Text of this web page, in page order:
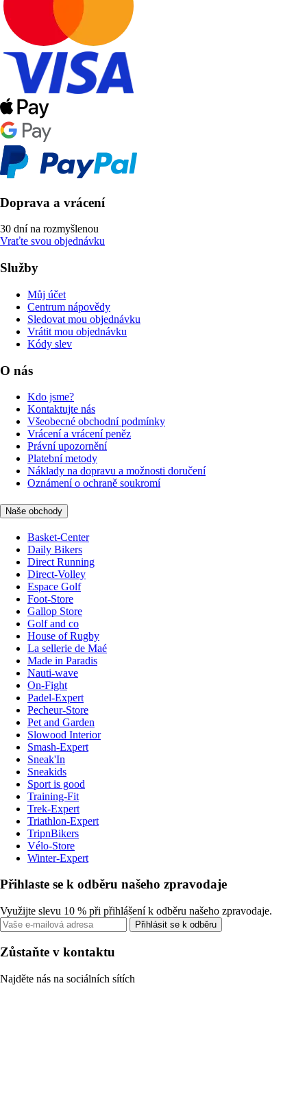
Doprava a vrácení
30 dní na rozmyšlenou
Vraťte svou objednávku
Služby
Můj účet
Centrum nápovědy
Sledovat mou objednávku
Vrátit mou objednávku
Kódy slev
O nás
Kdo jsme?
Kontaktujte nás
Všeobecné obchodní podmínky
Vrácení a vrácení peněz
Právní upozornění
Platební metody
Náklady na dopravu a možnosti doručení
Oznámení o ochraně soukromí
Naše obchody
Basket-Center
Daily Bikers
Direct Running
Direct-Volley
Espace Golf
Foot-Store
Gallop Store
Golf and co
House of Rugby
La sellerie de Maé
Made in Paradis
Nauti-wave
On-Fight
Padel-Expert
Pecheur-Store
Pet and Garden
Slowood Interior
Smash-Expert
Sneak'In
Sneakids
Sport is good
Training-Fit
Trek-Expert
Triathlon-Expert
TripnBikers
Vélo-Store
Winter-Expert
Přihlaste se k odběru našeho zpravodaje
Využijte slevu 10 % při přihlášení k odběru našeho zpravodaje.
Přihlásit se k odběru
Zůstaňte v kontaktu
Najděte nás na sociálních sítích